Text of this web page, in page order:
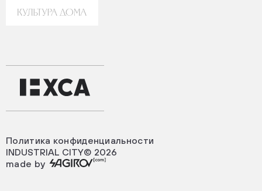
Политика конфиденциальности
INDUSTRIAL CITY© 2026
made by